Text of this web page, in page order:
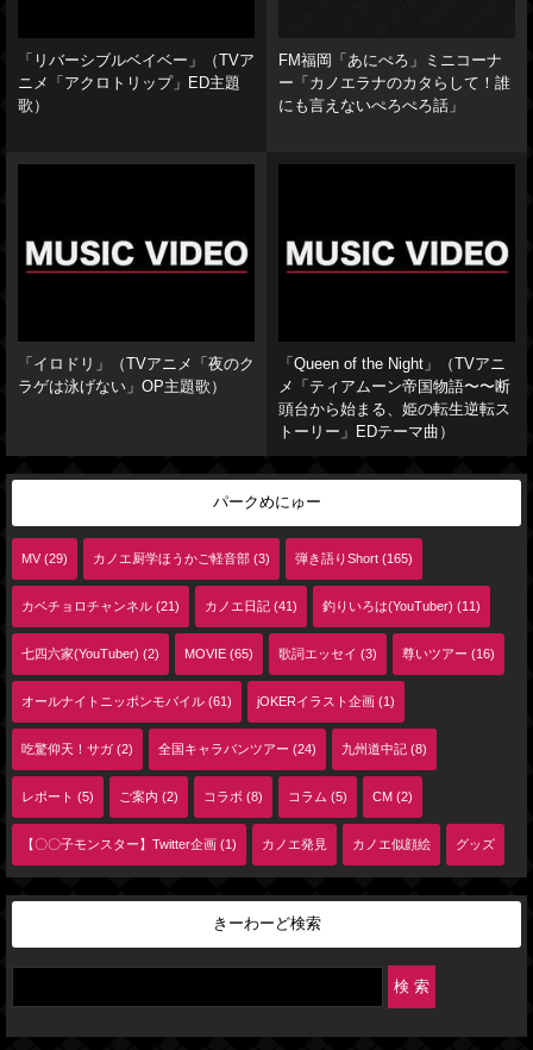
「リバーシブルベイベー」（TVア
ニメ「アクロトリップ」ED主題
歌）
FM福岡「あにぺろ」ミニコーナ
ー「カノエラナのカタらして！誰
にも言えないぺろぺろ話」
「イロドリ」（TVアニメ「夜のク
ラゲは泳げない」OP主題歌）
「Queen of the Night」（TVアニ
メ「ティアムーン帝国物語〜〜断
頭台から始まる、姫の転生逆転ス
トーリー」EDテーマ曲）
パークめにゅー
MV (29) カノエ厨学ほうかご軽音部 (3) 弾き語りShort (165)
カベチョロチャンネル (21) カノエ日記 (41) 釣りいろは(YouTuber) (11)
七四六家(YouTuber) (2) MOVIE (65) 歌詞エッセイ (3) 尊いツアー (16)
オールナイトニッポンモバイル (61) jOKERイラスト企画 (1)
吃驚仰天！サガ (2) 全国キャラバンツアー (24) 九州道中記 (8)
レポート (5) ご案内 (2) コラボ (8) コラム (5) CM (2)
【〇〇子モンスター】Twitter企画 (1) カノエ発見 カノエ似顔絵 グッズ
きーわーど検索